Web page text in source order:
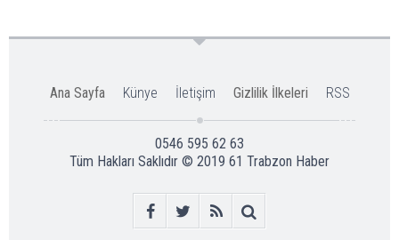
Ana Sayfa Künye İletişim Gizlilik İlkeleri RSS
0546 595 62 63
Tüm Hakları Saklıdır © 2019 61 Trabzon Haber